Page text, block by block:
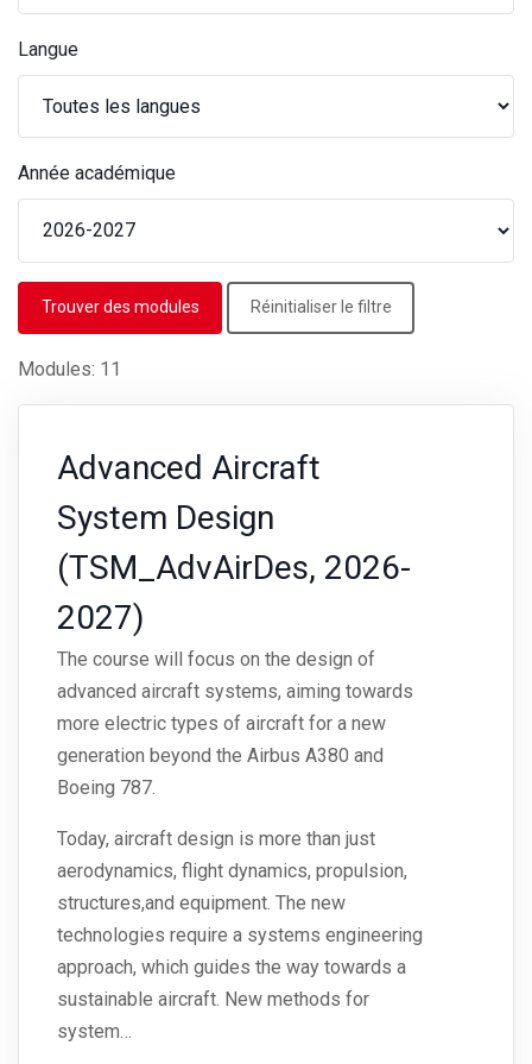
Langue
Année académique
Réinitialiser le filtre
Modules: 11
Advanced Aircraft
System Design
(TSM_AdvAirDes, 2026-
2027)
The course will focus on the design of
advanced aircraft systems, aiming towards
more electric types of aircraft for a new
generation beyond the Airbus A380 and
Boeing 787.
Today, aircraft design is more than just
aerodynamics, flight dynamics, propulsion,
structures,and equipment. The new
technologies require a systems engineering
approach, which guides the way towards a
sustainable aircraft. New methods for
system…